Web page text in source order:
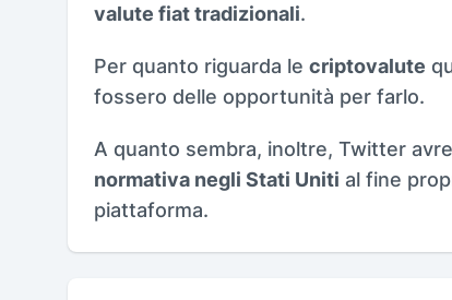
valute fiat tradizionali.
Per quanto riguarda le criptovalute
fossero delle opportunità per farlo.
A quanto sembra, inoltre, Twitter
normativa negli Stati Uniti al fine
piattaforma.